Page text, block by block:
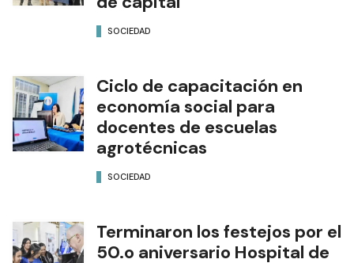
SOCIEDAD
Ciclo de capacitación en
economía social para
docentes de escuelas
agrotécnicas
SOCIEDAD
Terminaron los festejos por el
50.o aniversario Hospital de